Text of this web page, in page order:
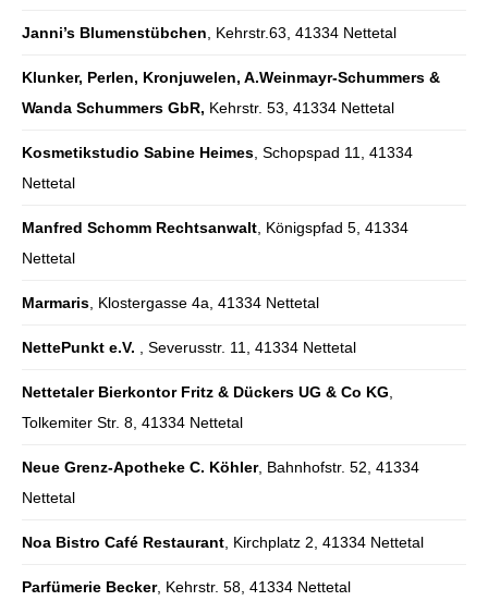
Janni’s Blumenstübchen , Kehrstr.63, 41334 Nettetal
Klunker, Perlen, Kronjuwelen, A.Weinmayr-Schummers &
Wanda Schummers GbR, Kehrstr. 53, 41334 Nettetal
Kosmetikstudio Sabine Heimes , Schopspad 11, 41334
Nettetal
Manfred Schomm Rechtsanwalt , Königspfad 5, 41334
Nettetal
Marmaris , Klostergasse 4a, 41334 Nettetal
NettePunkt e.V. , Severusstr. 11, 41334 Nettetal
Nettetaler Bierkontor Fritz & Dückers UG & Co KG
Tolkemiter Str. 8, 41334 Nettetal
Neue Grenz-Apotheke C. Köhler, Bahnhofstr. 52, 41334
Nettetal
Noa Bistro Café Restaurant , Kirchplatz 2, 41334 Nettetal
Parfümerie Becker, Kehrstr. 58, 41334 Nettetal